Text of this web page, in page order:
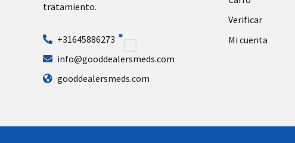
tratamiento.
+31645886273
info@gooddealersmeds.com
gooddealersmeds.com
Verificar
Mi cuenta